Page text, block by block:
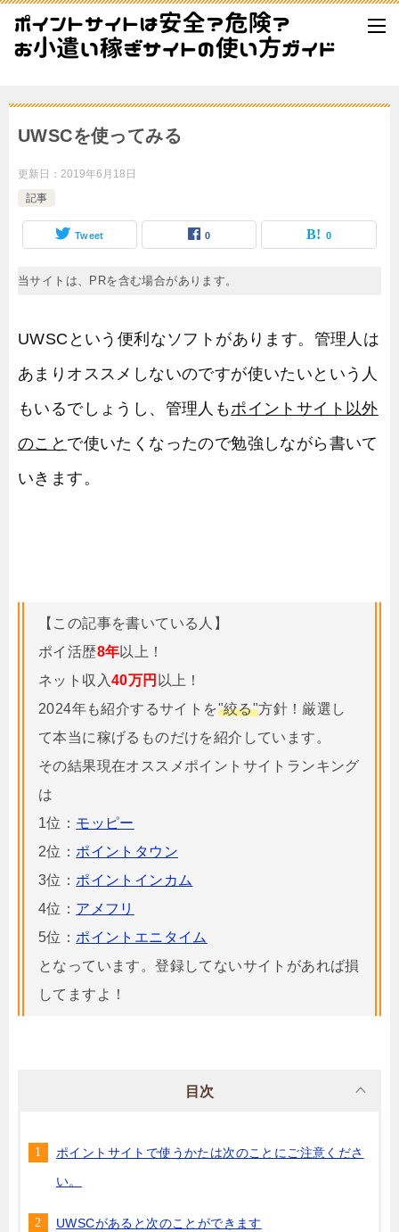
UWSCを使ってみる
更新日： 2019年6月18日
記事
Tweet 0 0
当サイトは、PRを含む場合があります。
UWSCという便利なソフトがあります。管理人は
あまりオススメしないのですが使いたいという人
もいるでしょうし、管理人もポイントサイト以外
のこと で使いたくなったので勉強しながら書いて
いきます。
【この記事を書いている人】
ポイ活歴8年以上！
ネット収入40万円 以上！
2024年も紹介するサイトを"絞る"方針！厳選し
て本当に稼げるものだけを紹介しています。
その結果現在オススメポイントサイトランキング
は
1位： モッピー
2位： ポイントタウン
3位： ポイントインカム
4位： アメフリ
5位： ポイントエニタイム
となっています。登録してないサイトがあれば損
してますよ！
目次
ポイントサイトで使うかたは次のことにご注意くださ
い。
UWSCがあると次のことができます